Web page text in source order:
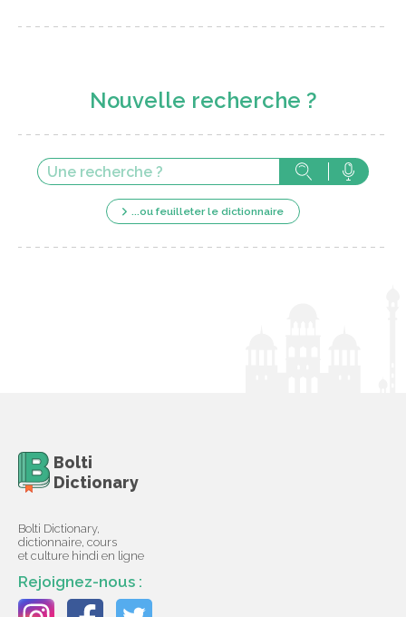
Nouvelle recherche ?
...ou feuilleter le dictionnaire
Bolti
Dictionary
Bolti Dictionary,
dictionnaire, cours
et culture hindi en ligne
Rejoignez-nous :